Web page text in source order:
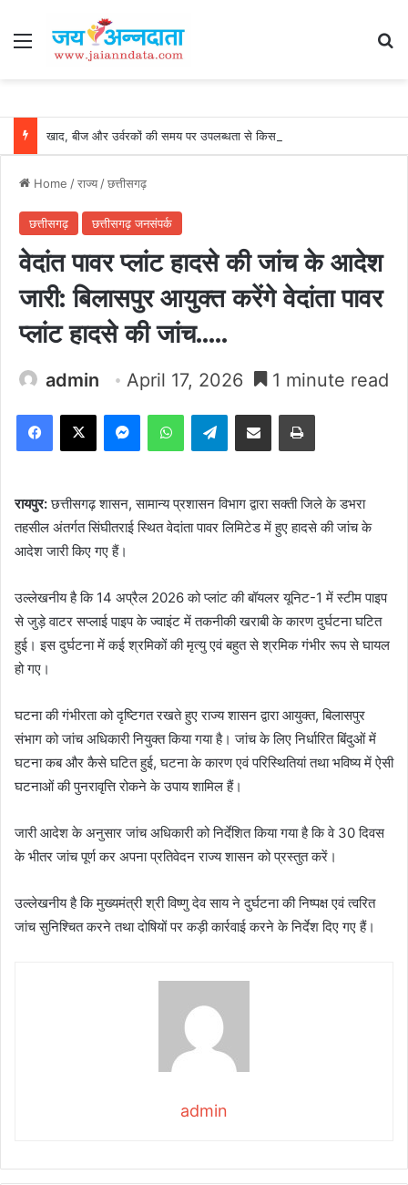
Menu
Home /राज्य/छत्तीसगढ़
छत्तीसगढ़ छत्तीसगढ़ जनसंपर्क
वेदांत पावर प्लांट हादसे की जांच के आदेश
जारी: बिलासपुर आयुक्त करेंगे वेदांता पावर
प्लांट हादसे की जांच…..
admin April 17, 2026 1 minute read
Facebook
X MessengerWhatsAppTelegramShare via Email Print
रायपुर:छत्तीसगढ़ शासन, सामान्य प्रशासन विभाग द्वारा सक्ती जिले के डभरा
तहसील अंतर्गत सिंघीतराई स्थित वेदांता पावर लिमिटेड में हुए हादसे की जांच के
आदेश जारी किए गए हैं।
उल्लेखनीय है कि 14 अप्रैल 2026 को प्लांट की बॉयलर यूनिट-1 में स्टीम पाइप
से जुड़े वाटर सप्लाई पाइप के ज्वाइंट में तकनीकी खराबी के कारण दुर्घटना घटित
हुई। इस दुर्घटना में कई श्रमिकों की मृत्यु एवं बहुत से श्रमिक गंभीर रूप से घायल
हो गए।
घटना की गंभीरता को दृष्टिगत रखते हुए राज्य शासन द्वारा आयुक्त, बिलासपुर
संभाग को जांच अधिकारी नियुक्त किया गया है। जांच के लिए निर्धारित बिंदुओं में
घटना कब और कैसे घटित हुई, घटना के कारण एवं परिस्थितियां तथा भविष्य में ऐसी
घटनाओं की पुनरावृत्ति रोकने के उपाय शामिल हैं।
जारी आदेश के अनुसार जांच अधिकारी को निर्देशित किया गया है कि वे 30 दिवस
के भीतर जांच पूर्ण कर अपना प्रतिवेदन राज्य शासन को प्रस्तुत करें।
उल्लेखनीय है कि मुख्यमंत्री श्री विष्णु देव साय ने दुर्घटना की निष्पक्ष एवं त्वरित
जांच सुनिश्चित करने तथा दोषियों पर कड़ी कार्रवाई करने के निर्देश दिए गए हैं।
admin